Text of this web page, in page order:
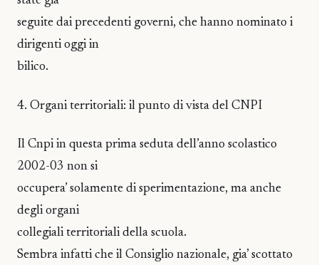
seguite dai precedenti governi, che hanno nominato i
dirigenti oggi in
bilico.
4. Organi territoriali: il punto di vista del CNPI
Il Cnpi in questa prima seduta dell’anno scolastico
2002-03 non si
occupera’ solamente di sperimentazione, ma anche
degli organi
collegiali territoriali della scuola.
Sembra infatti che il Consiglio nazionale, gia’ scottato